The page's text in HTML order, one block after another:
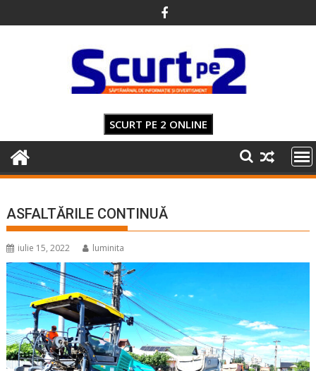
to
SCURT PE 2 ONLINE
ASFALTĂRILE CONTINUĂ
iulie 15, 2022 luminita